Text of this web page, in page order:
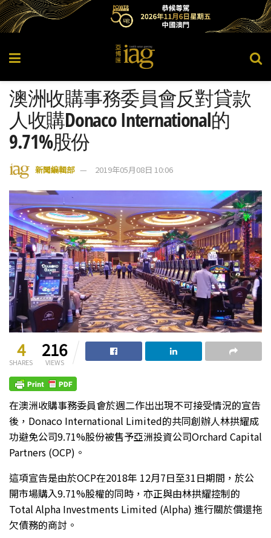
澳洲收購事務委員會反對貸款
人收購Donaco International的
9.71%股份
新聞編輯部 2019年05月08日 10:06
4
SHARES
216
VIEWS
在澳洲收購事務委員會於週二作出出現不可接受情況的宣告
後，Donaco International Limited的共同創辦人林拱耀成
功避免公司9.71%股份被售予亞洲投資公司Orchard Capital
Partners (OCP)。
這項宣告是由於OCP在2018年 12月7日至31日期間，於公
開市場購入9.71%股權的同時，亦正與由林拱耀控制的
Total Alpha Investments Limited (Alpha) 進行關於償還拖
欠債務的商討。